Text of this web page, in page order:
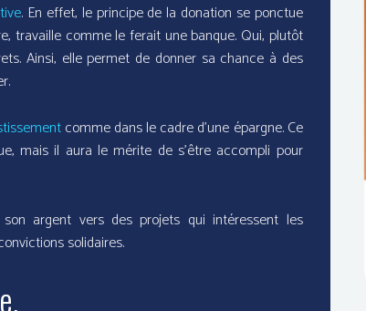
. En effet, le principe de la donation se ponctue
travaille comme le ferait une banque. Qui, plutôt
Ainsi, elle permet de donner sa chance à des
comme dans le cadre d’une épargne. Ce
mais il aura le mérite de s’être accompli pour
argent vers des projets qui intéressent les
solidaires.